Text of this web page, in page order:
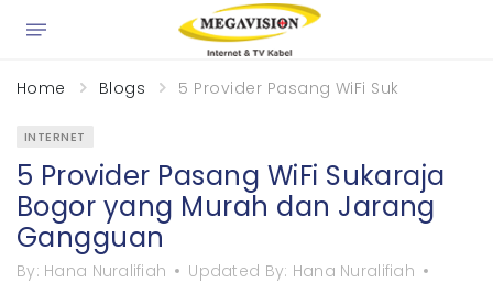
Home Blogs 5 Provider Pasang WiFi Sukaraja
INTERNET
5 Provider Pasang WiFi Sukaraja
Bogor yang Murah dan Jarang
Gangguan
By: Hana Nuralifiah Updated By: Hana Nuralifiah